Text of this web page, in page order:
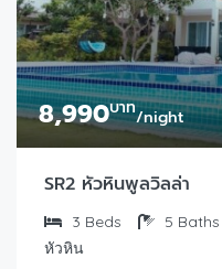
8,990บาท/night
SR2 หัวหินพูลวิลล่า
3 Beds 5 Baths
หัวหิน